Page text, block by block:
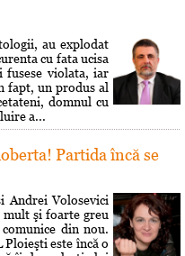
au explodat
cu fata ucisa
fusese violata, iar
fapt, un produs al
domnul cu
a...
Partida încă se
Andrei Volosevici
şi foarte greu
din nou.
este încă o